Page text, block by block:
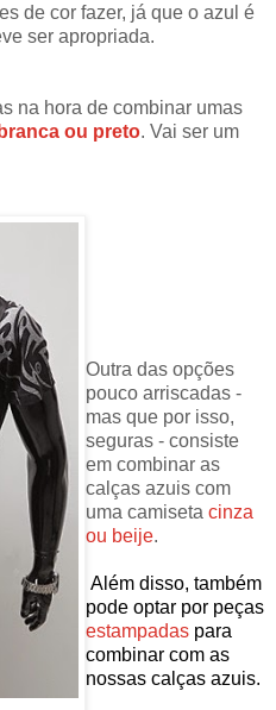
de cor fazer, já que o azul é
ser apropriada.
na hora de combinar umas
branca ou preto. Vai ser um
Outra das opções
pouco arriscadas -
mas que por isso,
seguras - consiste
em combinar as
calças azuis com
uma camiseta cinza
ou beije.
Além disso, também
pode optar por peças
estampadas para
combinar com as
nossas calças azuis.